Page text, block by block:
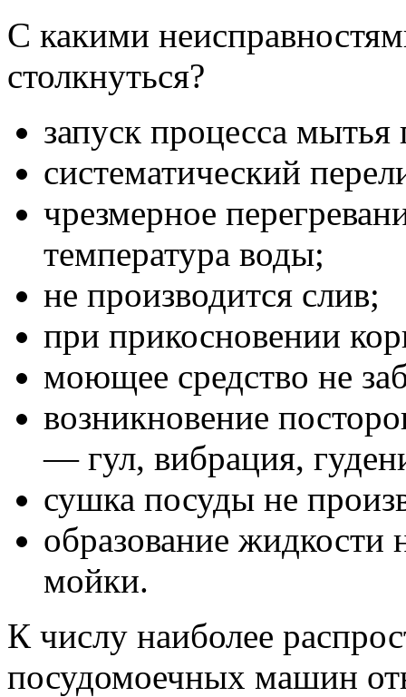
С какими
столкнуться?
запуск процесса
систематический
чрезмерное
температура воды;
не производится слив;
при прикосновении
моющее средство не
возникновение
— гул, вибрация,
сушка посуды не
образование жидкости
мойки.
К числу наиболее
посудомоечных машин